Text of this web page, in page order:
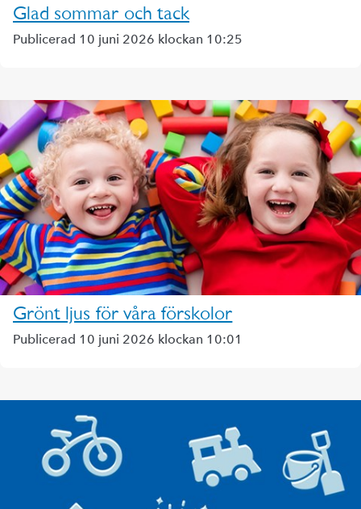
Glad sommar och tack
Publicerad 10 juni 2026 klockan 10:25
Grönt ljus för våra förskolor
Publicerad 10 juni 2026 klockan 10:01